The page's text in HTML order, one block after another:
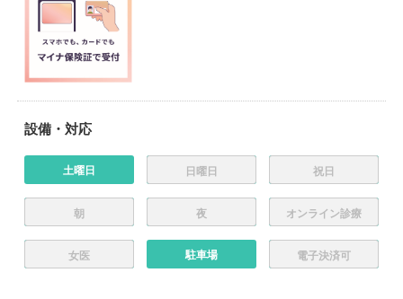
設備・対応
土曜日 日曜日 祝日
朝 夜 オンライン診療
女医 駐車場 電子決済可